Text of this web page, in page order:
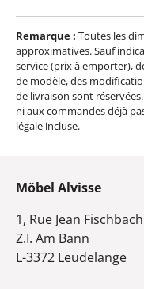
Remarque : Toutes les
approximatives. Sauf
service (prix à emporter),
de modèle, des
de livraison sont
ni aux commandes déjà
légale incluse.
Möbel Alvisse
1, Rue Jean Fischbach
Z.I. Am Bann
L-3372 Leudelange